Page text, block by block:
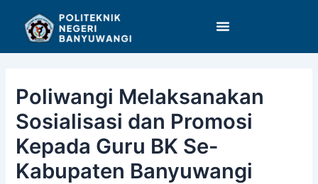
content
Poliwangi Melaksanakan
Sosialisasi dan Promosi
Kepada Guru BK Se-
Kabupaten Banyuwangi
navigation